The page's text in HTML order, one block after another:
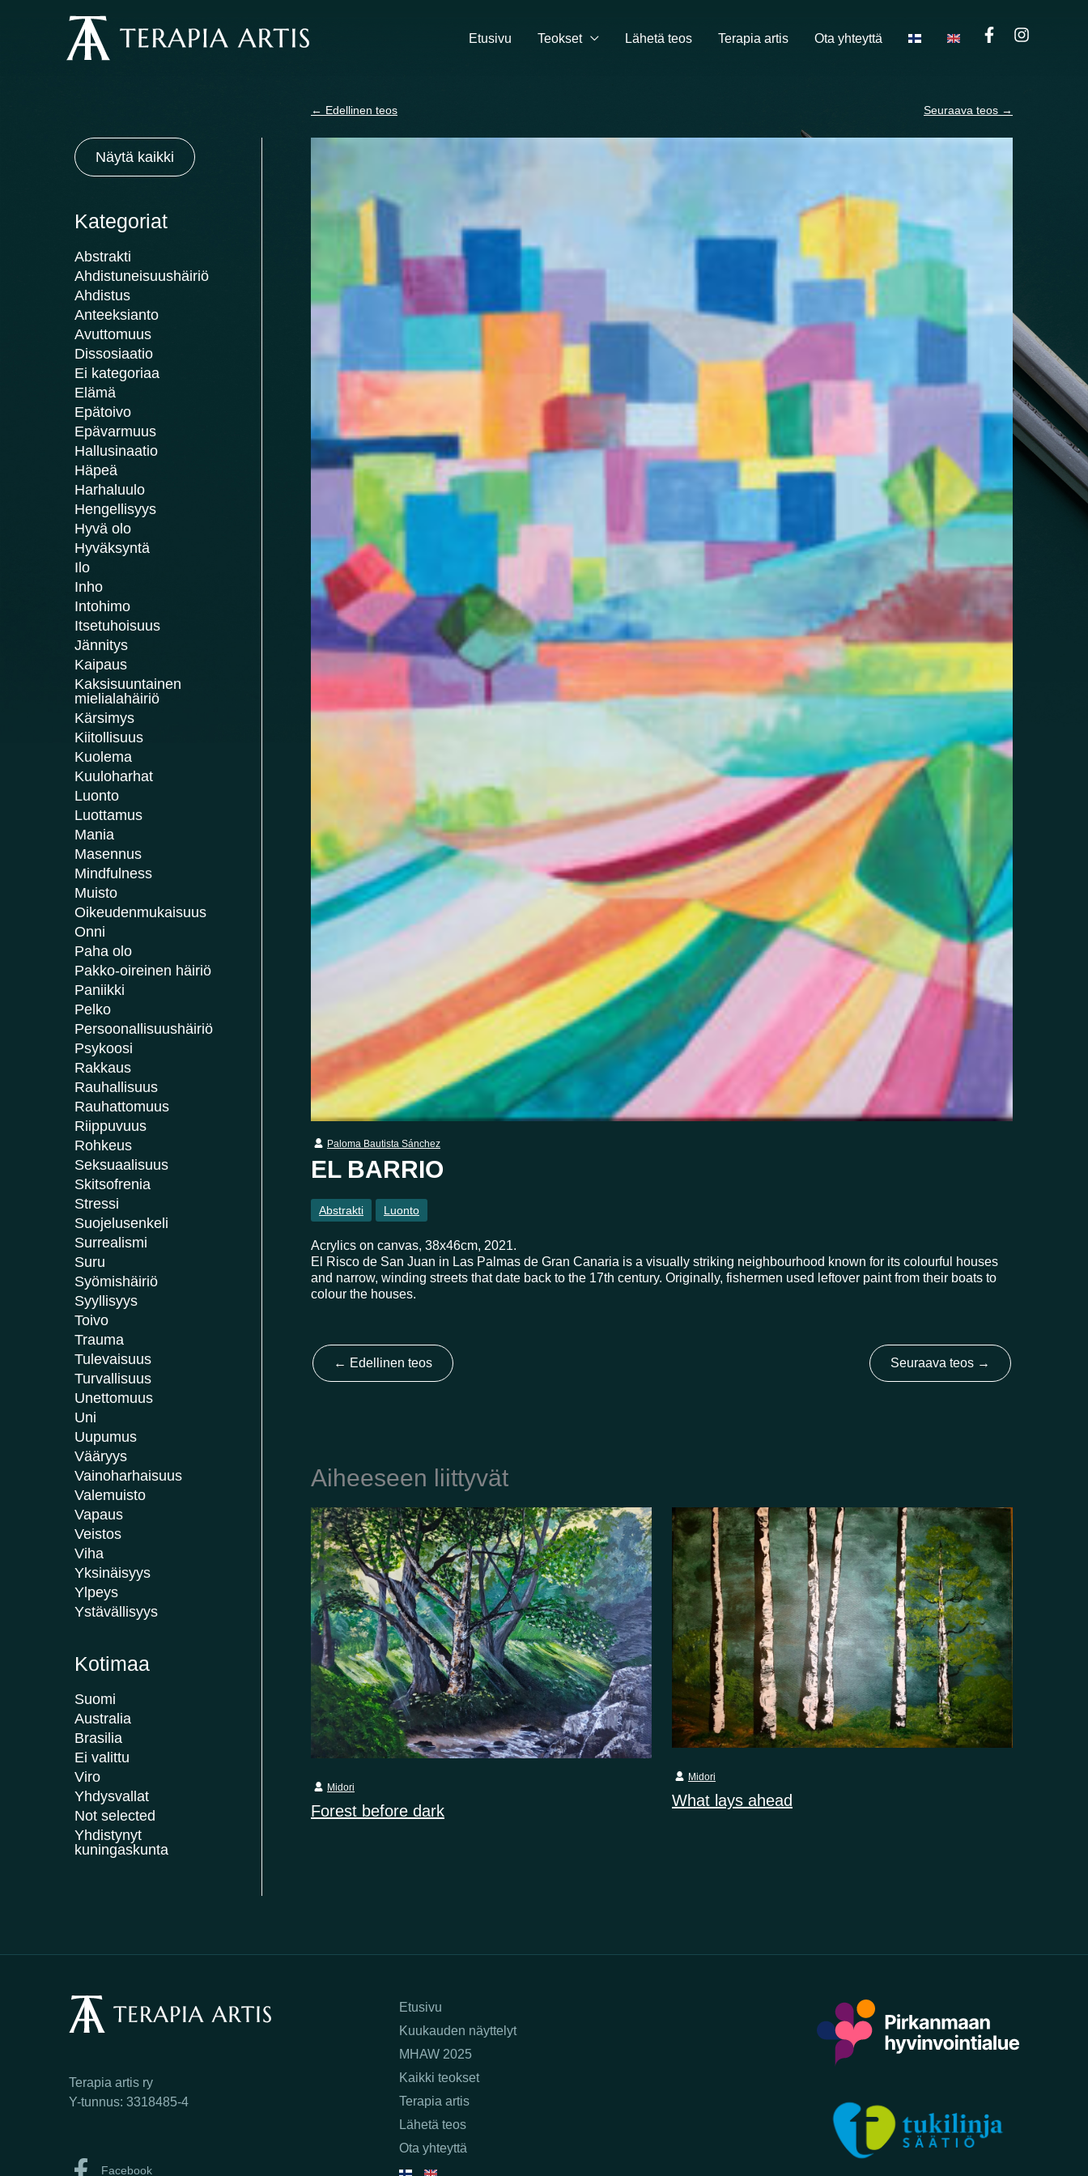
Etusivu Teokset Lähetä teos Terapia artis Ota yhteyttä
Näytä kaikki
Kategoriat
Abstrakti
Ahdistuneisuushäiriö
Ahdistus
Anteeksianto
Avuttomuus
Dissosiaatio
Ei kategoriaa
Elämä
Epätoivo
Epävarmuus
Hallusinaatio
Häpeä
Harhaluulo
Hengellisyys
Hyvä olo
Hyväksyntä
Ilo
Inho
Intohimo
Itsetuhoisuus
Jännitys
Kaipaus
Kaksisuuntainen
mielialahäiriö
Kärsimys
Kiitollisuus
Kuolema
Kuuloharhat
Luonto
Luottamus
Mania
Masennus
Mindfulness
Muisto
Oikeudenmukaisuus
Onni
Paha olo
Pakko-oireinen häiriö
Paniikki
Pelko
Persoonallisuushäiriö
Psykoosi
Rakkaus
Rauhallisuus
Rauhattomuus
Riippuvuus
Rohkeus
Seksuaalisuus
Skitsofrenia
Stressi
Suojelusenkeli
Surrealismi
Suru
Syömishäiriö
Syyllisyys
Toivo
Trauma
Tulevaisuus
Turvallisuus
Unettomuus
Uni
Uupumus
Vääryys
Vainoharhaisuus
Valemuisto
Vapaus
Veistos
Viha
Yksinäisyys
Ylpeys
Ystävällisyys
Kotimaa
Suomi
Australia
Brasilia
Ei valittu
Viro
Yhdysvallat
Not selected
Yhdistynyt
kuningaskunta
Paloma Bautista Sánchez
EL BARRIO
Abstrakti Luonto
Acrylics on canvas, 38x46cm, 2021.
El Risco de San Juan in Las Palmas de Gran Canaria is a visually striking neighbourhood known for its colourful houses
and narrow, winding streets that date back to the 17th century. Originally, fishermen used leftover paint from their boats to
colour the houses.
← Edellinen teos Seuraava teos →
← Edellinen teos Seuraava teos →
Aiheeseen liittyvät
Forest before dark
Midori
What lays ahead
Midori
Terapia artis ry
Y-tunnus: 3318485-4
Facebook
Etusivu
Kuukauden näyttelyt
MHAW 2025
Kaikki teokset
Terapia artis
Lähetä teos
Ota yhteyttä